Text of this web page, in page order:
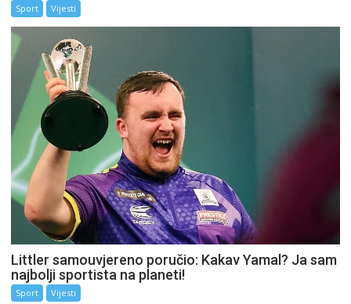
Sport Vijesti
Littler samouvjereno poručio: Kakav Yamal? Ja sam
najbolji sportista na planeti!
Sport Vijesti